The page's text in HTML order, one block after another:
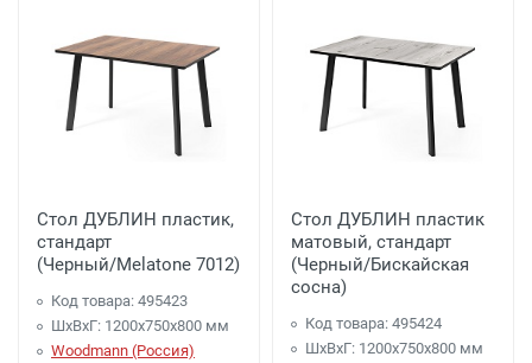
рублей)
Стол ДУБЛИН пластик,
стандарт
(Черный/Melatone 7012)
Код товара: 495423
ШхВхГ: 1200х750х800 мм
Woodmann (Россия)
Стол ДУБЛИН пластик
матовый, стандарт
(Черный/Бискайская
сосна)
Код товара: 495424
ШхВхГ: 1200х750х800 мм